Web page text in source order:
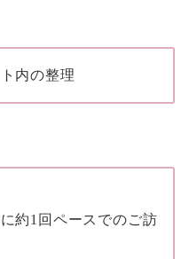
内の整理
約1回ペースでのご訪